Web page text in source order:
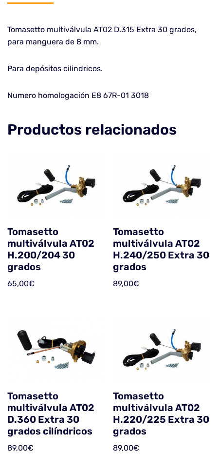
Tomasetto multiválvula AT02 D.315 Extra 30 grados,
para manguera de 8 mm.
Para depósitos cilindricos.
Numero homologación E8 67R-01 3018
Productos relacionados
Tomasetto
multiválvula AT02
H.200/204 30
grados
65,00€
Tomasetto
multiválvula AT02
H.240/250 Extra 30
grados
89,00€
Tomasetto
multiválvula AT02
D.360 Extra 30
grados cilíndricos
89,00€
Tomasetto
multiválvula AT02
H.220/225 Extra 30
grados
89,00€